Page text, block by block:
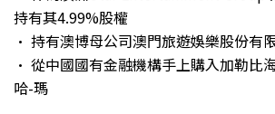
持有其4.99%股權
• 持有澳博母公司澳門旅遊娛樂股份有
• 從中國國有金融機構手上購入加勒比
哈-瑪